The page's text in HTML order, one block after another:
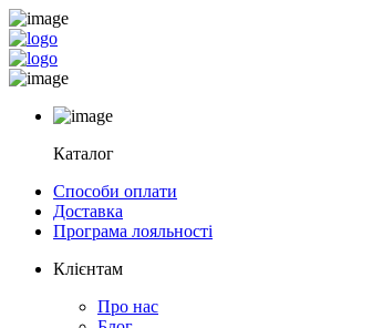
Каталог
Способи оплати
Доставка
Програма лояльності
Клієнтам
Про нас